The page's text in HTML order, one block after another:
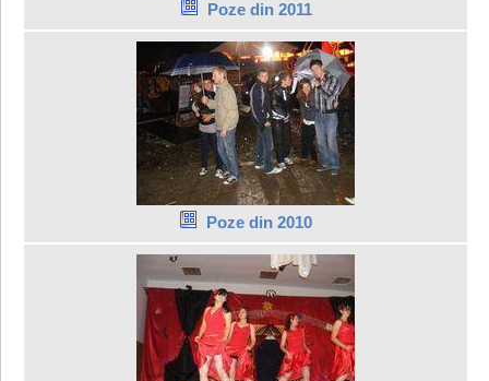
Poze din 2011
Poze din 2010